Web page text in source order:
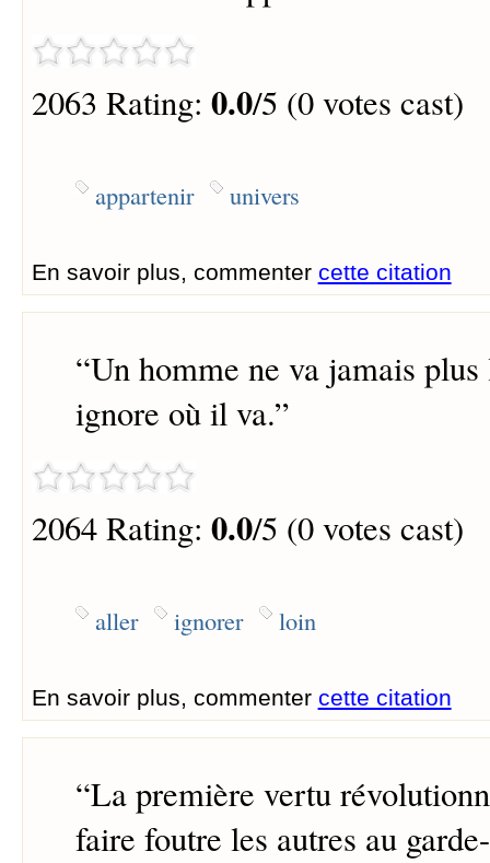
2063 Rating: 0.0/5 (0 votes cast)
appartenir univers
En savoir plus, commenter cette citation
“Un homme ne va jamais
ignore où il va.”
2064 Rating: 0.0/5 (0 votes cast)
aller ignorer loin
En savoir plus, commenter cette citation
“La première vertu
faire foutre les autres au